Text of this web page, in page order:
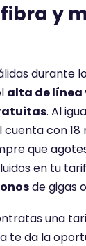
y
durante
alta de línea
. Al
con 18
que
en tu
de gigas
una
te da la